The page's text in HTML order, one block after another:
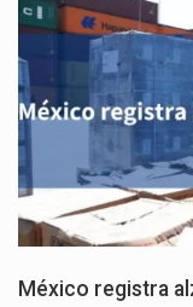
México registra